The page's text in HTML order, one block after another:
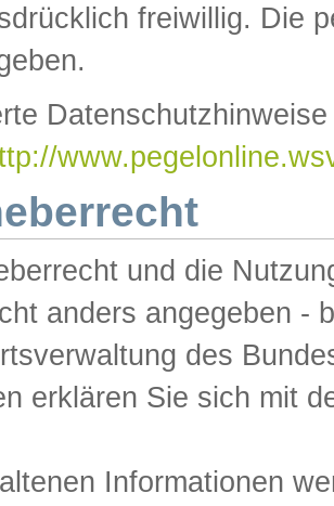
freiwillig. Die
und die
anders angegeben -
des
erklären Sie sich mit
Informationen